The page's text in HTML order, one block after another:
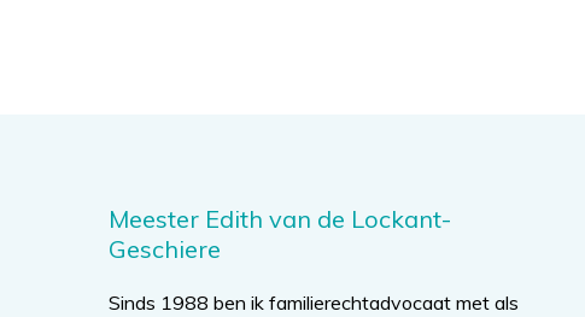
Meester Edith van de Lockant-
Geschiere
Sinds 1988 ben ik familierechtadvocaat met als